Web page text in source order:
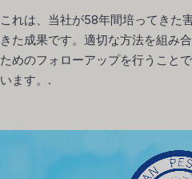
これは、当社が58年間培ってきた
きた成果です。適切な方法を組み
ためのフォローアップを行うこと
います。.